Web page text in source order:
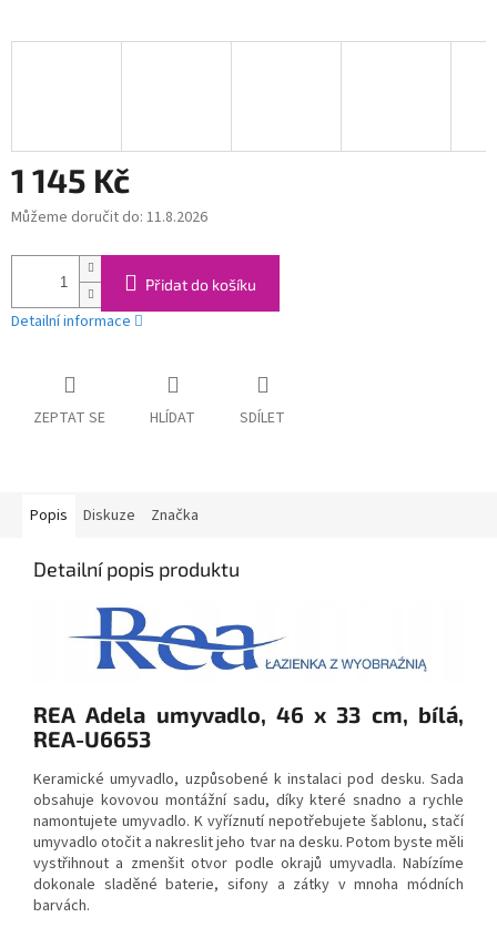
1 145 Kč
Měrná
Můžeme doručit do: 11.8.2026
Přidat do košíku
Detailní informace
ZEPTAT SE HLÍDAT SDÍLET
Popis Diskuze Značka
Detailní popis produktu
REA Adela umyvadlo, 46 x 33 cm, bílá,
REA-U6653
Keramické umyvadlo, uzpůsobené k instalaci pod desku. Sada
obsahuje kovovou montážní sadu, díky které snadno a rychle
namontujete umyvadlo. K vyříznutí nepotřebujete šablonu, stačí
umyvadlo otočit a nakreslit jeho tvar na desku. Potom byste měli
vystřihnout a zmenšit otvor podle okrajů umyvadla. Nabízíme
dokonale sladěné baterie, sifony a zátky v mnoha módních
barvách.